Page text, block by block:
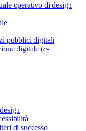
operativo di design
pubblici digitali
digitale (e-
di successo